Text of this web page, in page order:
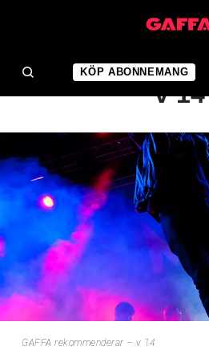
KÖP ABONNEMANG
NYHET
GAFFA
v 14
GAFFA rekommenderar – v 14